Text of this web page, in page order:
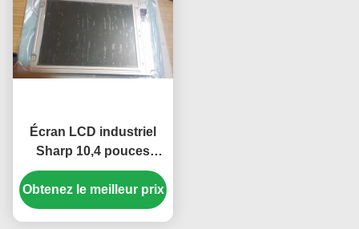
Écran LCD industriel
Sharp 10,4 pouces
haute luminosité
350cd/m2 avec une
résolution de 640*480
Obtenez le meilleur prix